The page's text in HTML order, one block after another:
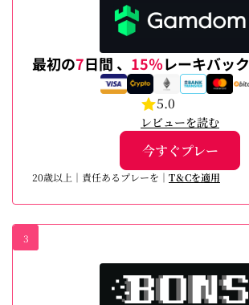
最初の7日間 、 15％レーキバック
5.0
レビューを読む
今すぐプレー
20歳以上｜責任あるプレーを｜ T＆Cを適用
3